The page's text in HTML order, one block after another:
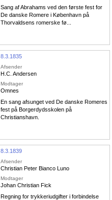
Sang af Abrahams ved den første fest for
De danske Romere i København på
Thorvaldsens romerske fø...
8.3.1835
Afsender
H.C. Andersen
Modtager
Omnes
En sang afsunget ved De danske Romeres
fest på Borgerdydsskolen på
Christianshavn.
8.3.1839
Afsender
Christian Peter Bianco Luno
Modtager
Johan Christian Fick
Regning for trykkeriudgifter i forbindelse